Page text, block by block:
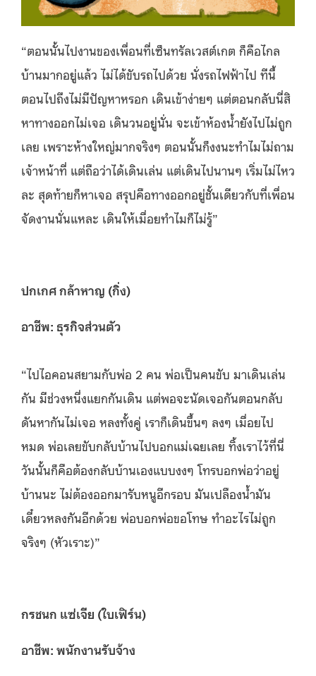
“ตอนนั้นไปงานของเพื่อนที่เซ็นทรัลเวสต์เกต ก็คือไกล
บ้านมากอยู่แล้ว ไม่ได้ขับรถไปด้วย นั่งรถไฟฟ้าไป ทีนี้
ตอนไปถึงไม่มีปัญหาหรอก เดินเข้าง่ายๆ แต่ตอนกลับนี่สิ
หาทางออกไม่เจอ เดินวนอยู่นั่น จะเข้าห้องน้ำยังไปไม่ถูก
เลย เพราะห้างใหญ่มากจริงๆ ตอนนั้นก็งงนะทำไมไม่ถาม
เจ้าหน้าที่ แต่ถือว่าได้เดินเล่น แต่เดินไปนานๆ เริ่มไม่ไหว
ละ สุดท้ายก็หาเจอ สรุปคือทางออกอยู่ชั้นเดียวกับที่เพื่อน
จัดงานนั่นแหละ เดินให้เมื่อยทำไมก็ไม่รู้”
ปกเกศ กล้าหาญ (กิ่ง)
อาชีพ: ธุรกิจส่วนตัว
“ไปไอคอนสยามกับพ่อ 2 คน พ่อเป็นคนขับ มาเดินเล่น
กัน มีช่วงหนึ่งแยกกันเดิน แต่พอจะนัดเจอกันตอนกลับ
ดันหากันไม่เจอ หลงทั้งคู่ เราก็เดินขึ้นๆ ลงๆ เมื่อยไป
หมด พ่อเลยขับกลับบ้านไปบอกแม่เฉยเลย ทิ้งเราไว้ที่นี่
วันนั้นก็คือต้องกลับบ้านเองแบบงงๆ โทรบอกพ่อว่าอยู่
บ้านนะ ไม่ต้องออกมารับหนูอีกรอบ มันเปลืองน้ำมัน
เดี๋ยวหลงกันอีกด้วย พ่อบอกพ่อขอโทษ ทำอะไรไม่ถูก
จริงๆ (หัวเราะ)”
กรชนก แซ่เจีย (ใบเฟิร์น)
อาชีพ: พนักงานรับจ้าง